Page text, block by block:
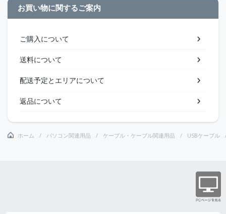
お買い物に関するご案内
ご購入について
送料について
配送予定とエリアについて
返品について
ホーム パソコン関連用品 ケーブル・ケーブル関連用品 USBケーブル